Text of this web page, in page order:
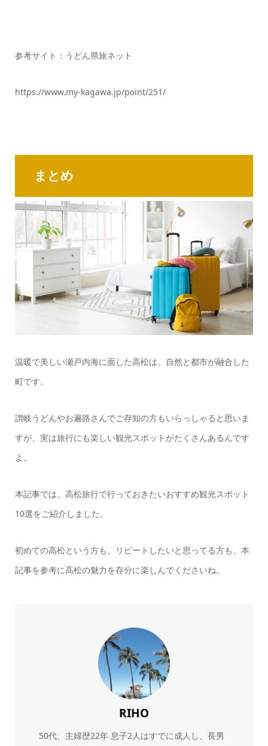
参考サイト：うどん県旅ネット
https://www.my-kagawa.jp/point/251/
まとめ
温暖で美しい瀬戸内海に面した高松は、自然と都市が融合した
町です。
讃岐うどんやお遍路さんでご存知の方もいらっしゃると思いま
すが、実は旅行にも楽しい観光スポットがたくさんあるんです
よ。
本記事では、高松旅行で行っておきたいおすすめ観光スポット
10選をご紹介しました。
初めての高松という方も、リピートしたいと思ってる方も、本
記事を参考に高松の魅力を存分に楽しんでくださいね。
RIHO
50代、主婦歴22年 息子2人はすでに成人し、長男